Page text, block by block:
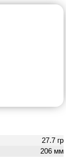
27.7 гр
206 мм